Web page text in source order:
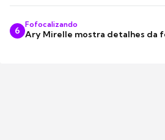
6
Fofocalizando
Ary Mirelle mostra detalhes da